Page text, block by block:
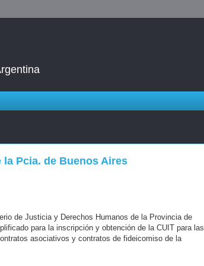
Pcia. de Buenos Aires
de Justicia y Derechos Humanos de la Provincia de
para la inscripción y obtención de la CUIT para las
asociativos y contratos de fideicomiso de la